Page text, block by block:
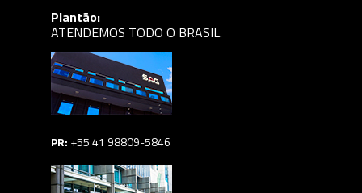
Plantão:
ATENDEMOS TODO O BRASIL.
PR: +55 41 98809-5846